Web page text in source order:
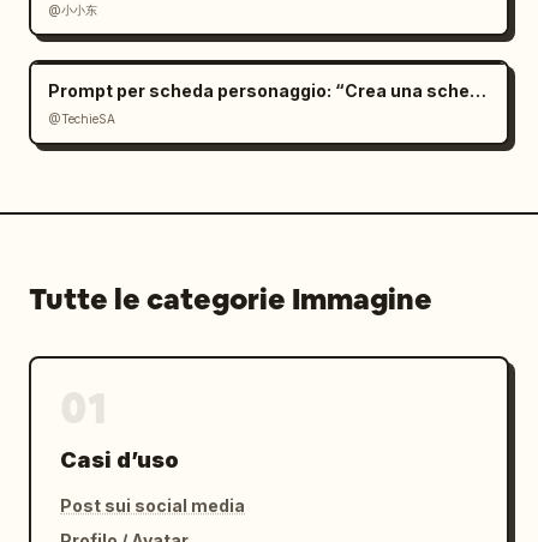
@小小东
Prompt per scheda personaggio: “Crea una scheda
@TechieSA
Tutte le categorie Immagine
Casi d’uso
Post sui social media